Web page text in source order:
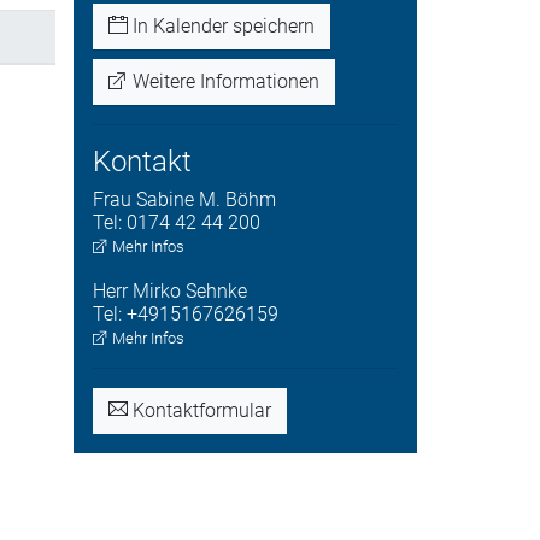
In Kalender speichern
Weitere Informationen
Kontakt
Frau Sabine M. Böhm
Tel: 0174 42 44 200
Mehr Infos
Herr Mirko Sehnke
Tel: +4915167626159
Mehr Infos
Kontaktformular